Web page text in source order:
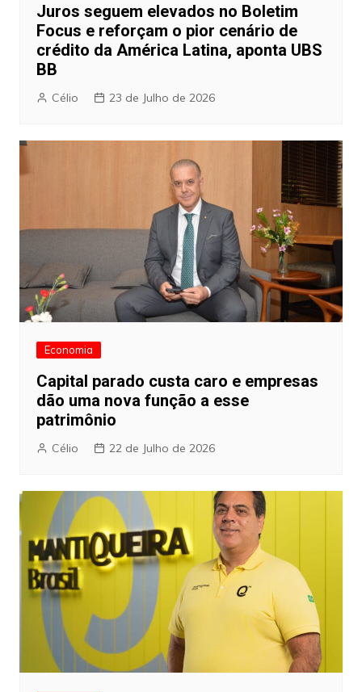
Juros seguem elevados no Boletim
Focus e reforçam o pior cenário de
crédito da América Latina, aponta UBS
BB
Célio 23 de Julho de 2026
Economia
Capital parado custa caro e empresas
dão uma nova função a esse
patrimônio
Célio 22 de Julho de 2026